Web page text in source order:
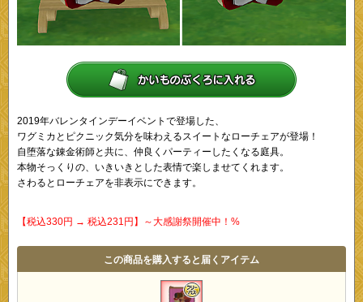
2019年バレンタインデーイベントで登場した、
ワグミカとピクニック気分を味わえるスイートなローチェアが登場！
自堕落な錬金術師と共に、仲良くパーティーしたくなる庭具。
本物そっくりの、いきいきとした表情で楽しませてくれます。
さわるとローチェアを非表示にできます。
【税込330円 → 税込231円】～大感謝祭開催中！%
この商品を購入すると届くアイテム